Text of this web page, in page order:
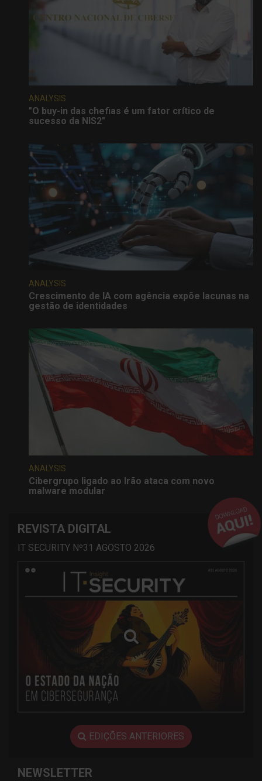
ANALYSIS
"O buy-in das chefias é um fator crítico de
sucesso da NIS2"
ANALYSIS
Crescimento de IA com agência expõe lacunas na
gestão de identidades
ANALYSIS
Cibergrupo ligado ao Irão ataca com novo
malware modular
REVISTA DIGITAL
IT SECURITY Nº31 AGOSTO 2026
EDIÇÕES ANTERIORES
NEWSLETTER